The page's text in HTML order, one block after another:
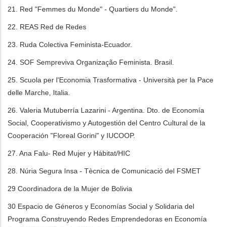
21. Red "Femmes du Monde" - Quartiers du Monde".
22. REAS Red de Redes
23. Ruda Colectiva Feminista-Ecuador.
24. SOF Sempreviva Organização Feminista. Brasil.
25. Scuola per l'Economia Trasformativa - Università per la Pace
delle Marche, Italia.
26. Valeria Mutuberría Lazarini - Argentina. Dto. de Economía
Social, Cooperativismo y Autogestión del Centro Cultural de la
Cooperación "Floreal Gorini" y IUCOOP.
27. Ana Falu- Red Mujer y Hábitat/HIC
28. Núria Segura Insa - Tècnica de Comunicació del FSMET
29 Coordinadora de la Mujer de Bolivia
30 Espacio de Géneros y Economías Social y Solidaria del
Programa Construyendo Redes Emprendedoras en Economía